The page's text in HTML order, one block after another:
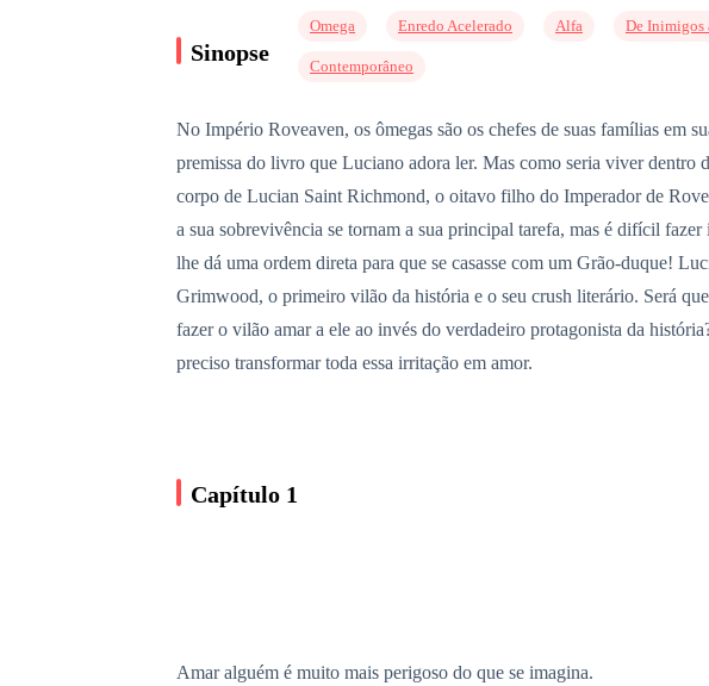
Sinopse
Omega Enredo Acelerado Alfa De Inimigos
Contemporâneo
No Império Roveaven, os ômegas são os chefes de suas famílias em
premissa do livro que Luciano adora ler. Mas como seria viver dentro
corpo de Lucian Saint Richmond, o oitavo filho do Imperador de
a sua sobrevivência se tornam a sua principal tarefa, mas é difícil
lhe dá uma ordem direta para que se casasse com um Grão-duque!
Grimwood, o primeiro vilão da história e o seu crush literário. Será
fazer o vilão amar a ele ao invés do verdadeiro protagonista da
preciso transformar toda essa irritação em amor.
Capítulo 1
Amar alguém é muito mais perigoso do que se imagina.